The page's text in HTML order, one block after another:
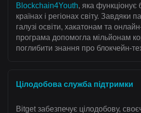
Blockchain4Youth, яка функціонує
країнах і регіонах світу. Завдяки
галузі освіти, хакатонам та
програма допомогла мільйонам
поглибити знання про блокчейн-
Цілодобова служба підтримки
Bitget забезпечує цілодобову,